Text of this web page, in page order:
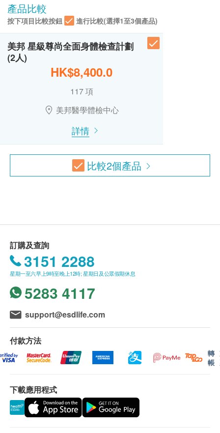
hutchgo.com HK$2500旅遊禮券
$2000 AEON 禮券
體重控制
肥胖評估
腰臀比
內臟脂肪水平
肥胖程度
卡路里攝取量建議
低密度膽固醇
血糖
肝功能
總蛋白質
谷草轉氨酵素
白蛋白
球蛋白
白蛋白球蛋白比例
間接膽紅素
谷草先轉太酵素
總鹼性磷酸酵素
HK$1,700.0
超聲波乳房
常見的乳房檢查，適合為任何年齡的女性
HK$ 890.0
癌症指標測試組合A
包括肝癌指標、胰臟癌指標、胃腫瘤指標、鼻咽癌腫瘤指標
檢查能反映患多種心血管疾病的可能性、預測中風危險及血凝
HK$
超聲波全腹(雙人)
HK$ 1,980.0
前列腺超聲波
透過超聲波描繪影像檢視前列腺狀況
除可檢查子宮頸癌前期病變外，亦可知是否有其他婦科隱患，
HK$820.0
肝炎伸延檢查
疫。
HK$499.0
都會釋放LDH，導致血清LDH濃度上升。常見的LDH
上升原因為心肌梗塞、肝臟疾病、肌肉萎縮、肝病、
貧血、白血病、肺栓塞、肺炎、癌症及骨骼疾病。
總肌酸磷激酵素
主要存在於骨骼肌、腦和心肌組織中 。血濃度上升主
疾病，過度運動致肌肉拉傷，亦會致其指數升高。
- "身體成份分析儀" 不適用於以下人仕:
除顫器，人工心瓣等。
2. 骨科手術人士，如裝上綱片或螺絲的人士。
(1) 有家長或監護人陪同者
在中心即場簽署同意書，並出示身份證明文件，經
核實無誤後可提供服務。
預先取同意書並由家長或監護人簽署妥當，客人可
簽署者的身份證明文件副本，經核實無誤後可提供
服務。
B.16歳至未滿18歲者：
客人自行到中心，出示已簽署的同意書及簽署者的
身份證明文件副本核實無誤後可提供服務。
所有疫苗都必須經過評估才可注射，如有需要，醫生
亦會在場解答問題及提供協助。如醫生認為不適合注
射疫苗，將取消此計劃的服務，全數費用退回。
疫苗注射均由註冊醫生/醫護人員負責注射程序及此服
務只適用於佐敦檢驗中心 (辦公時間 : 星期一, 三及 六
下午2時至6時)。
備註：
a. 醫生講解報告只限旺角分店
，若有需要請聯
絡旺角分店查詢。
講解，需另外收取解析報告費，價錢請向美邦查
詢。
c. 客戶若體檢後3個月內不提取報告，所有報告
產品比較
按下項目比較按鈕 進行比較(選擇1至3個產品)
美邦 星級尊尚全面身體檢查計劃
(2人)
HK$8,400.0
117 項
美邦醫學體檢中心
詳情
比較2個產品
訂購及查詢
3151 2288
星期一至六早上9時至晚上12時; 星期日及公眾假期休息
5283 4117
support@esdlife.com
付款方法
轉
帳
下載應用程式